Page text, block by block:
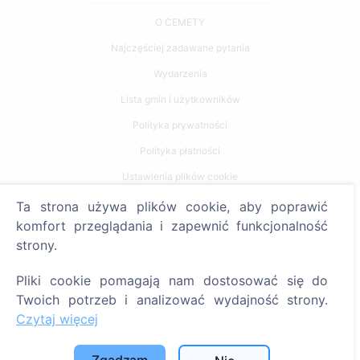
O CEMETY
Najczęściej zadawane pytania
Wydarzenia
Lista gmin i użytkowników
Polityka prywatności
Polityka płatności
Ustawienia plików cookie
Szukaj
Usługi
Kontakty
Ta strona używa plików cookie, aby poprawić
komfort przeglądania i zapewnić funkcjonalność
strony.
Pliki cookie pomagają nam dostosować się do
Twoich potrzeb i analizować wydajność strony.
Czytaj więcej